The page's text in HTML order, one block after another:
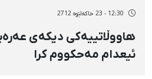
12:30 - 23 خاکەلێوه 2712
هاووڵاتییەكی دیكەی
ئیعدام مەحكووم كرا